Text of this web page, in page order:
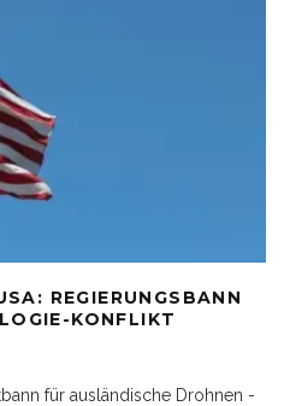
REGIERUNGSBANN
KONFLIKT
für ausländische Drohnen -